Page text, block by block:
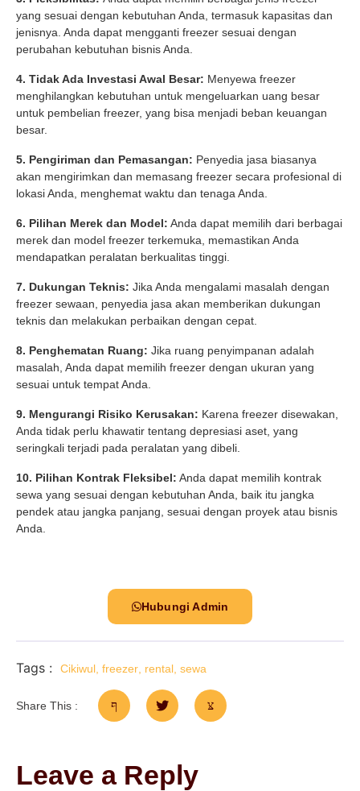
yang sesuai dengan kebutuhan Anda, termasuk kapasitas dan
jenisnya. Anda dapat mengganti freezer sesuai dengan
perubahan kebutuhan bisnis Anda.
4. Tidak Ada Investasi Awal Besar: Menyewa freezer
menghilangkan kebutuhan untuk mengeluarkan uang besar
untuk pembelian freezer, yang bisa menjadi beban keuangan
besar.
5. Pengiriman dan Pemasangan: Penyedia jasa biasanya
akan mengirimkan dan memasang freezer secara profesional di
lokasi Anda, menghemat waktu dan tenaga Anda.
6. Pilihan Merek dan Model: Anda dapat memilih dari berbagai
merek dan model freezer terkemuka, memastikan Anda
mendapatkan peralatan berkualitas tinggi.
7. Dukungan Teknis: Jika Anda mengalami masalah dengan
freezer sewaan, penyedia jasa akan memberikan dukungan
teknis dan melakukan perbaikan dengan cepat.
8. Penghematan Ruang: Jika ruang penyimpanan adalah
masalah, Anda dapat memilih freezer dengan ukuran yang
sesuai untuk tempat Anda.
9. Mengurangi Risiko Kerusakan: Karena freezer disewakan,
Anda tidak perlu khawatir tentang depresiasi aset, yang
seringkali terjadi pada peralatan yang dibeli.
10. Pilihan Kontrak Fleksibel: Anda dapat memilih kontrak
sewa yang sesuai dengan kebutuhan Anda, baik itu jangka
pendek atau jangka panjang, sesuai dengan proyek atau bisnis
Anda.
Hubungi Admin
Tags : Cikiwul freezer rental sewa
Share This :
Leave a Reply